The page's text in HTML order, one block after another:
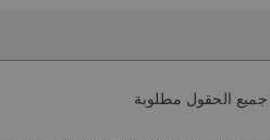
الحقول مطلوبة